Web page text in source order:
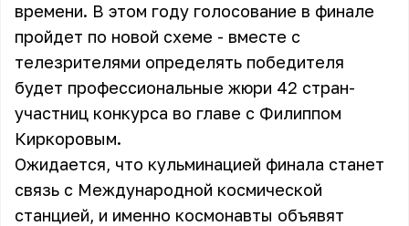
времени. В этом году голосование в финале
пройдет по новой схеме - вместе с
телезрителями определять победителя
будет профессиональные жюри 42 стран-
участниц конкурса во главе с Филиппом
Киркоровым.
Ожидается, что кульминацией финала станет
связь с Международной космической
станцией, и именно космонавты объявят